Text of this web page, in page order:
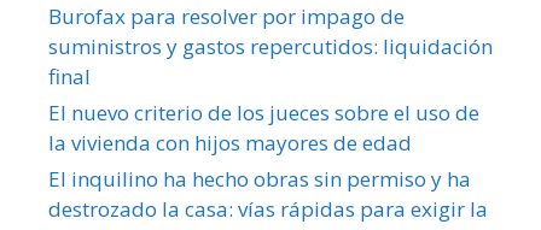
Burofax para resolver por impago de
suministros y gastos repercutidos: liquidación
final
El nuevo criterio de los jueces sobre el uso de
la vivienda con hijos mayores de edad
El inquilino ha hecho obras sin permiso y ha
destrozado la casa: vías rápidas para exigir la